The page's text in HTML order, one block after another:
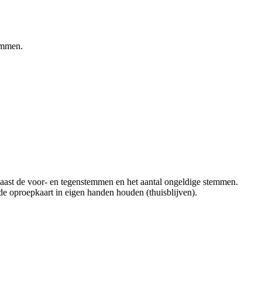
de voor- en tegenstemmen en het aantal ongeldige stemmen.
oproepkaart in eigen handen houden (thuisblijven).